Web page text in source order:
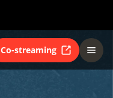
Co-streaming